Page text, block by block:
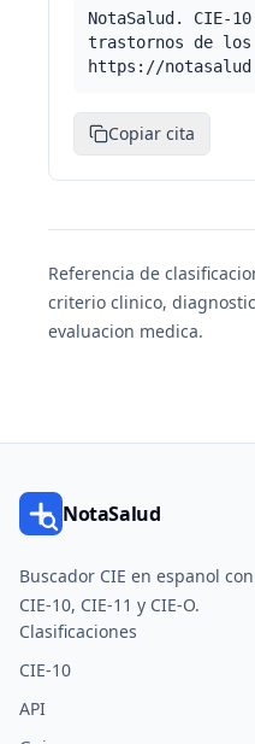
NotaSalud. CIE-
trastornos de los
https://
Copiar cita
Referencia de
criterio clinico,
evaluacion medica.
NotaSalud
Buscador CIE en espanol
CIE-10, CIE-11 y CIE-O.
Clasificaciones
CIE-10
API